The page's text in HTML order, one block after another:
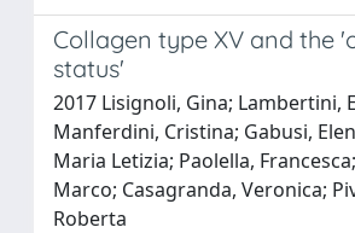
Collagen type XV and the
status'
2017 Lisignoli, Gina; Lambertini,
Manferdini, Cristina; Gabusi,
Maria Letizia; Paolella,
Marco; Casagranda, Veronica;
Roberta